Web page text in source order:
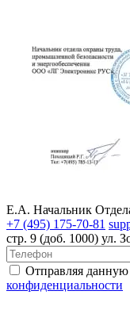
Е.А. Начальник
+7 (495) 175-70-81
стр. 9 (доб. 1000) ул.
Отправляя данную
конфиденциальности